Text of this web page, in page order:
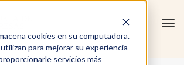
cookies en su computadora.
para mejorar su experiencia
servicios más